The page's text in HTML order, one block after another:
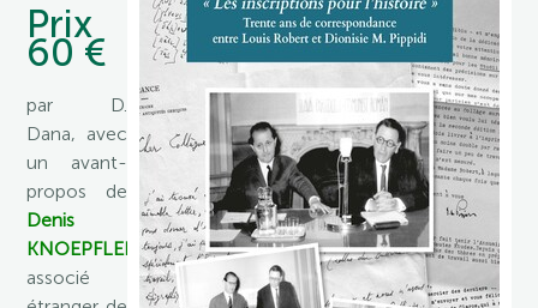
Prix
60 €
par D.
Dana, avec
un avant-
propos de
Denis
KNOEPFLER
associé